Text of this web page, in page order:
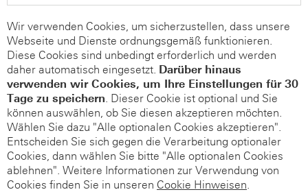
Wir verwenden Cookies, um sicherzustellen, dass unsere
Webseite und Dienste ordnungsgemäß funktionieren.
Diese Cookies sind unbedingt erforderlich und werden
daher automatisch eingesetzt. Darüber hinaus
verwenden wir Cookies, um Ihre Einstellungen für 30
Tage zu speichern. Dieser Cookie ist optional und Sie
können auswählen, ob Sie diesen akzeptieren möchten.
Wählen Sie dazu "Alle optionalen Cookies akzeptieren".
Entscheiden Sie sich gegen die Verarbeitung optionaler
Cookies, dann wählen Sie bitte "Alle optionalen Cookies
ablehnen". Weitere Informationen zur Verwendung von
Cookies finden Sie in unseren Cookie Hinweisen.